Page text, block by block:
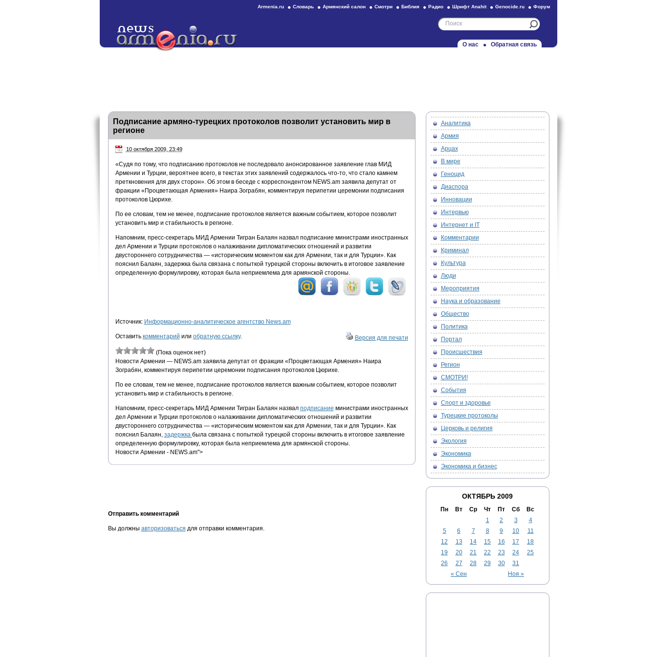
Armenia.ru Словарь Армянский салон Смотри Библия Радио Шрифт Anahit Genocide.ru Форум
О нас Обратная связь
Подписание армяно-турецких протоколов позволит установить мир в
регионе
10 октября 2009, 23:49
«Судя по тому, что подписанию протоколов не последовало анонсированное заявление глав МИД
Армении и Турции, вероятнее всего, в текстах этих заявлений содержалось что-то, что стало камнем
преткновения для двух сторон». Об этом в беседе с корреспондентом NEWS.am заявила депутат от
фракции «Процветающая Армения» Наира Зограбян, комментируя перипетии церемонии подписания
протоколов Цюрихе.
По ее словам, тем не менее, подписание протоколов является важным событием, которое позволит
установить мир и стабильность в регионе.
Напомним, пресс-секретарь МИД Армении Тигран Балаян назвал подписание министрами иностранных
дел Армении и Турции протоколов о налаживании дипломатических отношений и развитии
двустороннего сотрудничества — «историческим моментом как для Армении, так и для Турции». Как
пояснил Балаян, задержка была связана с попыткой турецкой стороны включить в итоговое заявление
определенную формулировку, которая была неприемлема для армянской стороны.
Источник: Информационно-аналитическое агентство News.am
Оставить комментарий или обратную ссылку. Версия для печати
(Пока оценок нет)
Новости Армении — NEWS.am заявила депутат от фракции «Процветающая Армения» Наира
Зограбян, комментируя перипетии церемонии подписания протоколов Цюрихе.
По ее словам, тем не менее, подписание протоколов является важным событием, которое позволит
установить мир и стабильность в регионе.
Напомним, пресс-секретарь МИД Армении Тигран Балаян назвал подписание министрами иностранных
дел Армении и Турции протоколов о налаживании дипломатических отношений и развитии
двустороннего сотрудничества — «историческим моментом как для Армении, так и для Турции». Как
пояснил Балаян, задержка была связана с попыткой турецкой стороны включить в итоговое заявление
определенную формулировку, которая была неприемлема для армянской стороны.
Новости Армении - NEWS.am">
Отправить комментарий
Вы должны авторизоваться для отправки комментария.
Аналитика
Армия
Арцах
В мире
Геноцид
Диаспора
Инновации
Интервью
Интернет и IT
Комментарии
Криминал
Культура
Люди
Мероприятия
Наука и образование
Общество
Политика
Портал
Происшествия
Регион
СМОТРИ!
События
Спорт и здоровье
Турецкие протоколы
Церковь и религия
Экология
Экономика
Экономика и бизнес
ОКТЯБРЬ 2009
Пн Вт Ср Чт Пт Сб Вс
« Сен Ноя »
1 2 3
4
5
6 7 8 9 10
11
12
13 14 15 16 17
18
19
20 21 22 23 24
25
26
27 28 29 30 31